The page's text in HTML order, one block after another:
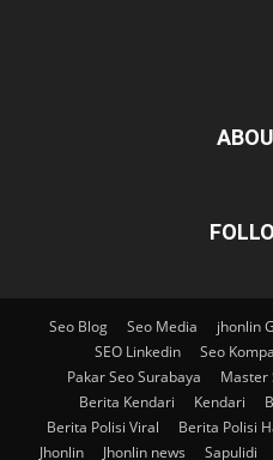
Seo Blog Seo Media jhonlin
SEO Linkedin
Seo
Pakar Seo Surabaya
Master
Berita Kendari
Kendari
Berita Polisi Viral
Berita Polisi
Jhonlin
Jhonlin news Sapulidi